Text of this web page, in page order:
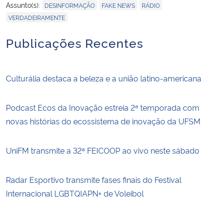
Assunto(s): DESINFORMAÇÃO FAKE NEWS RÁDIO
VERDADEIRAMENTE
Publicações Recentes
Culturália destaca a beleza e a união latino-americana
Podcast Ecos da Inovação estreia 2ª temporada com
novas histórias do ecossistema de inovação da UFSM
UniFM transmite a 32ª FEICOOP ao vivo neste sábado
Radar Esportivo transmite fases finais do Festival
Internacional LGBTQIAPN+ de Voleibol